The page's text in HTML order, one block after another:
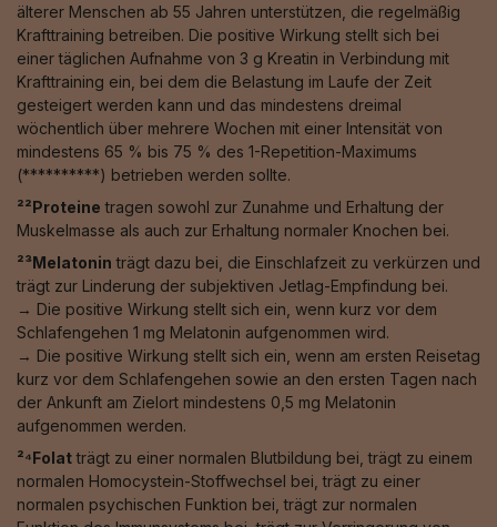
älterer Menschen ab 55 Jahren unterstützen, die regelmäßig
Krafttraining betreiben. Die positive Wirkung stellt sich bei
einer täglichen Aufnahme von 3 g Kreatin in Verbindung mit
Krafttraining ein, bei dem die Belastung im Laufe der Zeit
gesteigert werden kann und das mindestens dreimal
wöchentlich über mehrere Wochen mit einer Intensität von
mindestens 65 % bis 75 % des 1-Repetition-Maximums
(**********) betrieben werden sollte.
²²Proteine tragen sowohl zur Zunahme und Erhaltung der
Muskelmasse als auch zur Erhaltung normaler Knochen bei.
²³Melatonin trägt dazu bei, die Einschlafzeit zu verkürzen und
trägt zur Linderung der subjektiven Jetlag-Empfindung bei.
→ Die positive Wirkung stellt sich ein, wenn kurz vor dem
Schlafengehen 1 mg Melatonin aufgenommen wird.
→ Die positive Wirkung stellt sich ein, wenn am ersten Reisetag
kurz vor dem Schlafengehen sowie an den ersten Tagen nach
der Ankunft am Zielort mindestens 0,5 mg Melatonin
aufgenommen werden.
²⁴Folatträgt zu einer normalen Blutbildung bei, trägt zu einem
normalen Homocystein-Stoffwechsel bei, trägt zu einer
normalen psychischen Funktion bei, trägt zur normalen